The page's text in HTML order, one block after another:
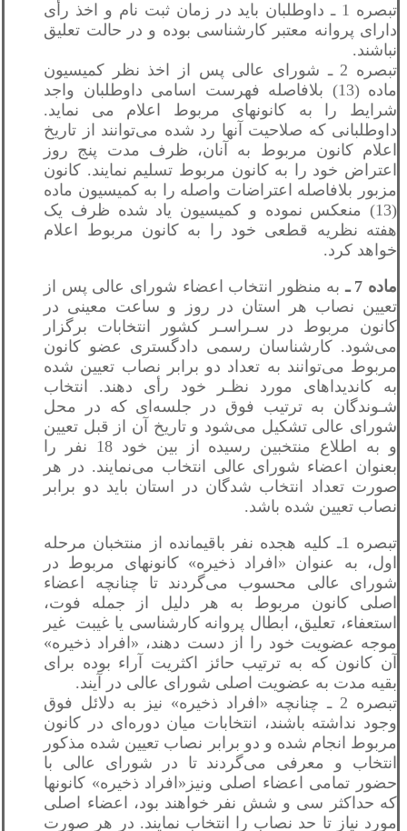
تبصره 1 ـ داوطلبان باید در زمان ثبت نام و اخذ رأی
دارای پروانه معتبر کارشناسی بوده و در حالت تعلیق
نباشند.
تبصره 2 ـ شورای عالی پس از اخذ نظر کمیسیون
ماده (13) بلافاصله فهرست اسامی داوطلبان واجد
شرایط را به کانونهای مربوط اعلام می نماید.
داوطلبانی که صلاحیت آنها رد شده می‌توانند از تاریخ
اعلام کانون مربوط به آنان، ظرف مدت پنج روز
اعتراض خود را به کانون مربوط تسلیم نمایند. کانون
مزبور بلافاصله اعتراضات واصله را به کمیسیون ماده
(13) منعکس نموده و کمیسیون یاد شده ظرف یک
هفته نظریه قطعی خود را به کانون مربوط اعلام
خواهد کرد.
ماده 7 ـ
به منظور انتخاب اعضاء شورای عالی پس از
تعیین نصاب هر استان در روز و ساعت معینی در
کانون مربوط در سـراسـر کشور انتخابات برگزار
می‌شود. کارشناسان رسمی دادگستری عضو کانون
مربوط می‌توانند به تعداد دو برابر نصاب تعیین شده
به کاندیداهای مورد نظـر خود رأی دهند. انتخاب
شـوندگان به ترتیب فوق در جلسه‌ای که در محل
شورای عالی تشکیل می‌شود و تاریخ آن از قبل تعیین
و به اطلاع منتخبین رسیده از بین خود 18 نفر را
بعنوان اعضاء شورای عالی انتخاب می‌نمایند. در هر
صورت تعداد انتخاب شدگان در استان باید دو برابر
نصاب تعیین شده باشد.
تبصره 1ـ کلیه هجده نفر باقیمانده از منتخبان مرحله
اول، به عنوان «افراد ذخیره» کانونهای مربوط در
شورای عالی محسوب می‌گردند تا چنانچه اعضاء
اصلی کانون مربوط به هر دلیل از جمله فوت،
استعفاء، تعلیق، ابطال پروانه کارشناسی یا غیبت غیر
موجه عضویت خود را از دست دهند، «افراد ذخیره»
آن کانون که به ترتیب حائز اکثریت آراء بوده برای
بقیه مدت به عضویت اصلی شورای عالی در آیند.
تبصره 2 ـ چنانچه «افراد ذخیره» نیز به دلائل فوق
وجود نداشته باشند، انتخابات میان دوره‌ای در کانون
مربوط انجام شده و دو برابر نصاب تعیین شده مذکور
انتخاب و معرفی می‌گردند تا در شورای عالی با
حضور تمامی اعضاء اصلی ونیز«افراد ذخیره» کانونها
که حداکثر سی و شش نفر خواهند بود، اعضاء اصلی
مورد نیاز تا حد نصاب را انتخاب نمایند. در هر صورت